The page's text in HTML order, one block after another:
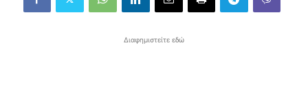
Διαφημιστείτε εδώ